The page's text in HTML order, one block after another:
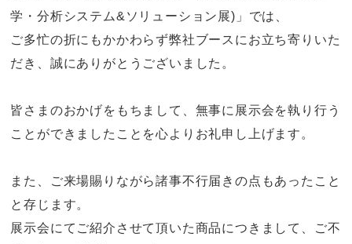
学・分析システム&ソリューション展)」では、
ご多忙の折にもかかわらず弊社ブースにお立ち寄りいた
だき、誠にありがとうございました。
皆さまのおかげをもちまして、無事に展示会を執り行う
ことができましたことを心よりお礼申し上げます。
また、ご来場賜りながら諸事不行届きの点もあったこと
と存じます。
展示会にてご紹介させて頂いた商品につきまして、ご不